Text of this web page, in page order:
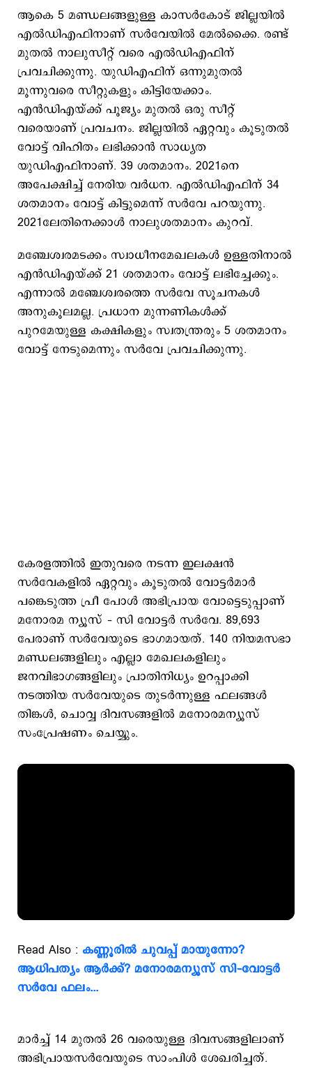
ആകെ 5 മണ്ഡലങ്ങളുള്ള കാസര്‍കോട് ജില്ലയില്‍
എല്‍ഡിഎഫിനാണ് സര്‍വേയില്‍ മേല്‍ക്കൈ. രണ്ട്
മുതല്‍ നാലുസീറ്റ് വരെ എല്‍ഡിഎഫിന്
പ്രവചിക്കുന്നു. യുഡിഎഫിന് ഒന്നുമുതല്‍
മൂന്നുവരെ സീറ്റുകളും കിട്ടിയേക്കാം.
എന്‍ഡിഎയ്ക്ക് പൂജ്യം മുതല്‍ ഒരു സീറ്റ്
വരെയാണ് പ്രവചനം. ജില്ലയില്‍ ഏറ്റവും കൂടുതല്‍
വോട്ട് വിഹിതം ലഭിക്കാന്‍ സാധ്യത
യുഡിഎഫിനാണ്. 39 ശതമാനം. 2021നെ
അപേക്ഷിച്ച് നേരിയ വര്‍ധന. എല്‍ഡിഎഫിന് 34
ശതമാനം വോട്ട് കിട്ടുമെന്ന് സര്‍വേ പറയുന്നു.
2021ലേതിനെക്കാള്‍ നാലുശതമാനം കുറവ്.
മഞ്ചേശ്വരമടക്കം സ്വാധീനമേഖലകള്‍ ഉള്ളതിനാല്‍
എന്‍ഡിഎയ്ക്ക് 21 ശതമാനം വോട്ട് ലഭിച്ചേക്കും.
എന്നാല്‍ മഞ്ചേശ്വരത്തെ സര്‍വേ സൂചനകള്‍
അനുകൂലമല്ല. പ്രധാന മുന്നണികള്‍ക്ക്
പുറമേയുള്ള കക്ഷികളും സ്വതന്ത്രരും 5 ശതമാനം
വോട്ട് നേടുമെന്നും സര്‍വേ പ്രവചിക്കുന്നു.
കേരളത്തില്‍ ഇതുവരെ നടന്ന ഇലക്ഷന്‍
സര്‍വേകളില്‍ ഏറ്റവും കൂടുതല്‍ വോട്ടര്‍മാര്‍
പങ്കെടുത്ത പ്രീ പോള്‍ അഭിപ്രായ വോട്ടെടുപ്പാണ്
മനോരമ ന്യൂസ് – സി വോട്ടര്‍ സര്‍വേ. 89,693
പേരാണ് സര്‍വേയുടെ ഭാഗമായത്. 140 നിയമസഭാ
മണ്ഡലങ്ങളിലും എല്ലാ മേഖലകളിലും
ജനവിഭാഗങ്ങളിലും പ്രാതിനിധ്യം ഉറപ്പാക്കി
നടത്തിയ സര്‍വേയുടെ തുടര്‍ന്നുള്ള ഫലങ്ങള്‍
തിങ്കള്‍, ചൊവ്വ ദിവസങ്ങളില്‍ മനോരമന്യൂസ്
സംപ്രേഷണം ചെയ്യും.
Read Also : കണ്ണൂരില്‍ ചുവപ്പ് മായുന്നോ?
ആധിപത്യം ആര്‍ക്ക്? മനോരമന്യൂസ് സി–വോട്ടര്‍
സര്‍വേ ഫലം...
മാര്‍ച്ച് 14 മുതല്‍ 26 വരെയുള്ള ദിവസങ്ങളിലാണ്
അഭിപ്രായസര്‍വേയുടെ സാംപിള്‍ ശേഖരിച്ചത്.